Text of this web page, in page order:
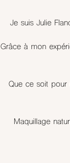
Je suis Julie
Grâce à mon
Que ce soit pour
Maquillage